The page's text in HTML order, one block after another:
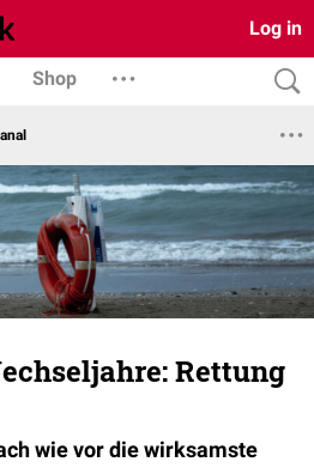
Log in
Shop
Rettung
wie vor die wirksamste